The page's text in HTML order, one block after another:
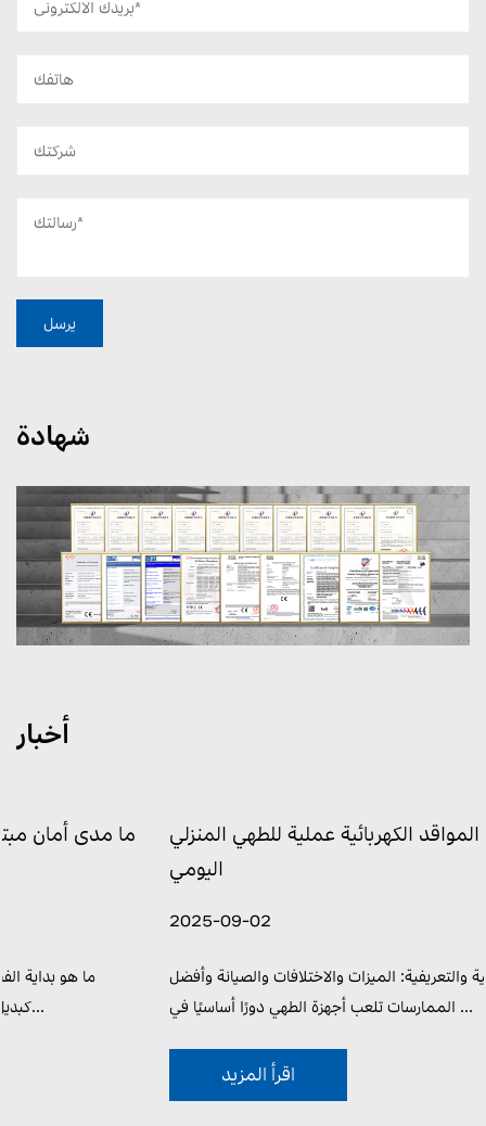
شهادة
أخبار
ما الذي يجعل المواقد الكهربائية عملية للطهي المنزلي
فهم المواقد الكهربائية والتعريفية: الميزات والاختلافات والصيانة وأفضل
الممارسات تلعب أجهزة الطهي دورًا أساسيًا في ...